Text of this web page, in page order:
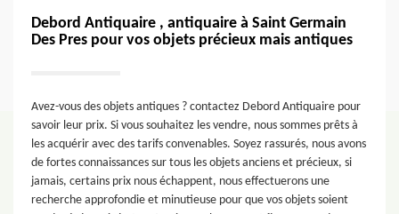
Debord Antiquaire , antiquaire à Saint Germain
Des Pres pour vos objets précieux mais antiques
Avez-vous des objets antiques ? contactez Debord Antiquaire pour
savoir leur prix. Si vous souhaitez les vendre, nous sommes prêts à
les acquérir avec des tarifs convenables. Soyez rassurés, nous avons
de fortes connaissances sur tous les objets anciens et précieux, si
jamais, certains prix nous échappent, nous effectuerons une
recherche approfondie et minutieuse pour que vos objets soient